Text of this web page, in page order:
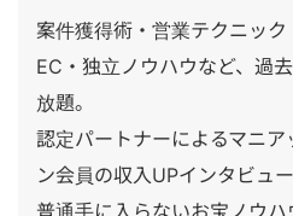
案件獲得術・営業テクニック
EC・独立ノウハウなど、過
放題。
認定パートナーによるマニ
ン会員の収入UPインタビュー